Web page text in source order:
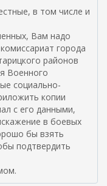
я
с
ы
л
н
ш
н
я
с
с
ы
л
к
а
в том числе и
Вам надо
города
районов
Военного
социально-
копии
с его данными,
в боевых
бы взять
подтвердить